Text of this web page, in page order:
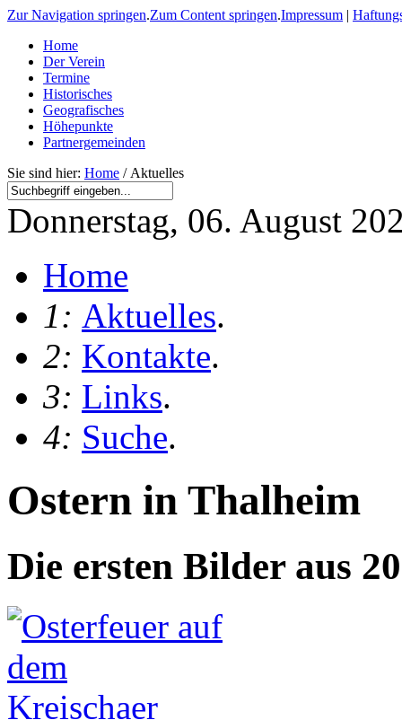
Zur Navigation springen.Zum Content springen.Impressum |
Home
Der Verein
Termine
Historisches
Geografisches
Höhepunkte
Partnergemeinden
Sie sind hier: Home / Aktuelles
Donnerstag, 06. August
Home
1: Aktuelles.
2: Kontakte.
3: Links.
4: Suche.
Ostern in Thalheim
Die ersten Bilder aus